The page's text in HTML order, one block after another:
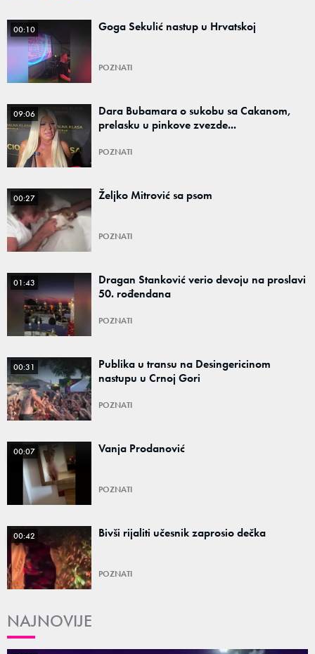
00:10 Goga Sekulić nastup u Hrvatskoj
POZNATI
09:06
Dara Bubamara o sukobu sa Cakanom,
prelasku u pinkove zvezde...
POZNATI
00:27 Željko Mitrović sa psom
POZNATI
01:43
Dragan Stanković verio devoju na proslavi
50. rođendana
POZNATI
00:31
Publika u transu na Desingericinom
nastupu u Crnoj Gori
POZNATI
00:07 Vanja Prodanović
POZNATI
00:42 Bivši rijaliti učesnik zaprosio dečka
POZNATI
NAJNOVIJE